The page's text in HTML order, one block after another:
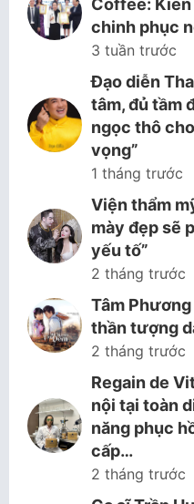
Coffee:
chinh phục
3 tuần trước
Đạo diễn
tâm, đủ tầm
ngọc thô
vọng”
1 tháng trước
Viện thẩm
mày đẹp sẽ
yếu tố”
2 tháng trước
Tâm
thần tượng
2 tháng trước
Regain de
nội tại toàn
năng phục
cấp…
2 tháng trước